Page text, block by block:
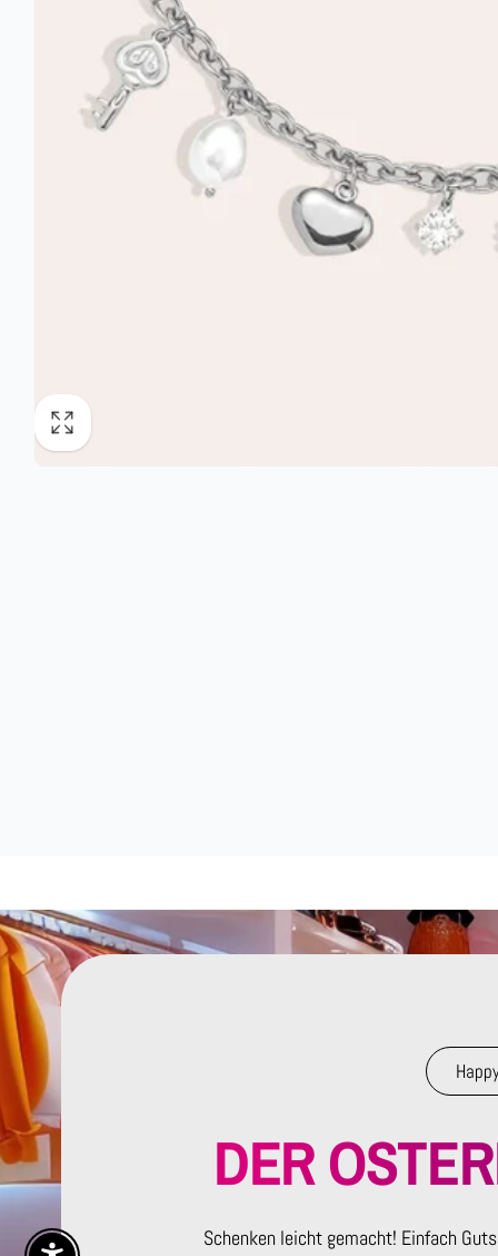
DER
Schenken leicht gemacht! Einfach